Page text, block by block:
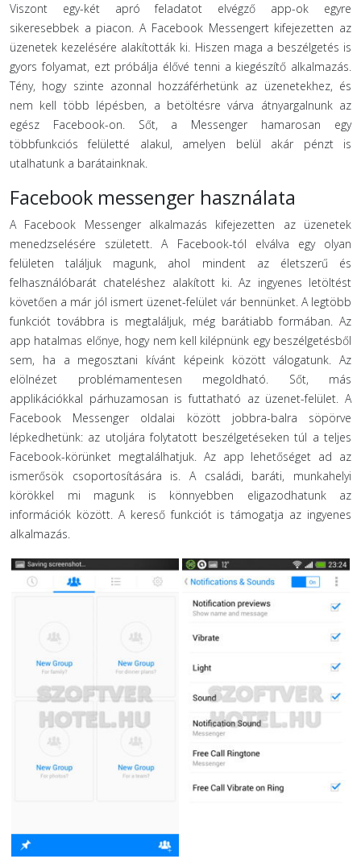
Viszont egy-két apró feladatot elvégző app-ok egyre
sikeresebbek a piacon. A Facebook Messengert kifejezetten az
üzenetek kezelésére alakították ki. Hiszen maga a beszélgetés is
gyors folyamat, ezt próbálja élővé tenni a kiegészítő alkalmazás.
Tény, hogy szinte azonnal hozzáférhetünk az üzenetekhez, és
nem kell több lépésben, a betöltésre várva átnyargalnunk az
egész Facebook-on. Sőt, a Messenger hamarosan egy
többfunkciós felületté alakul, amelyen belül akár pénzt is
utalhatunk a barátainknak.
Facebook messenger használata
A Facebook Messenger alkalmazás kifejezetten az üzenetek
menedzselésére született. A Facebook-tól elválva egy olyan
felületen találjuk magunk, ahol mindent az életszerű és
felhasználóbarát chateléshez alakított ki. Az ingyenes letöltést
követően a már jól ismert üzenet-felület vár bennünket. A legtöbb
funkciót továbbra is megtaláljuk, még barátiabb formában. Az
app hatalmas előnye, hogy nem kell kilépnünk egy beszélgetésből
sem, ha a megosztani kívánt képeink között válogatunk. Az
elölnézet problémamentesen megoldható. Sőt, más
applikációkkal párhuzamosan is futtatható az üzenet-felület. A
Facebook Messenger oldalai között jobbra-balra söpörve
lépkedhetünk: az utoljára folytatott beszélgetéseken túl a teljes
Facebook-körünket megtalálhatjuk. Az app lehetőséget ad az
ismerősök csoportosítására is. A családi, baráti, munkahelyi
körökkel mi magunk is könnyebben eligazodhatunk az
információk között. A kereső funkciót is támogatja az ingyenes
alkalmazás.